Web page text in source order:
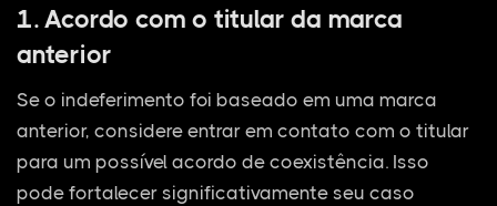
1. Acordo com o titular da marca
anterior
Se o indeferimento foi baseado em uma marca
anterior, considere entrar em contato com o titular
para um possível acordo de coexistência. Isso
pode fortalecer significativamente seu caso